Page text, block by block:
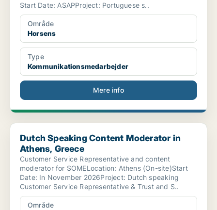
Start Date: ASAPProject: Portuguese s..
Område
Horsens
Type
Kommunikationsmedarbejder
Mere info
Dutch Speaking Content Moderator in Athens, Greece
Dutch Speaking Content Moderator in
Athens, Greece
Customer Service Representative and content
moderator for SOMELocation: Athens (On-site)Start
Date: In November 2026Project: Dutch speaking
Customer Service Representative & Trust and S..
Område